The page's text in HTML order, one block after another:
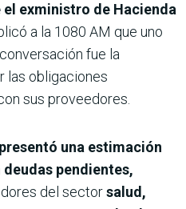
exministro de Hacienda
a la 1080 AM que uno
fue la
las obligaciones
sus proveedores.
una estimación
deudas pendientes,
del sectorsalud,